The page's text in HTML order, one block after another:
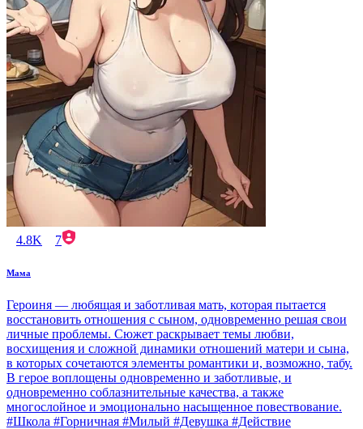
4.8K 7
Мама
Героиня — любящая и заботливая мать, которая пытается
восстановить отношения с сыном, одновременно решая свои
личные проблемы. Сюжет раскрывает темы любви,
восхищения и сложной динамики отношений матери и сына,
в которых сочетаются элементы романтики и, возможно, табу.
В герое воплощены одновременно и заботливые, и
одновременно соблазнительные качества, а также
многослойное и эмоционально насыщенное повествование.
#Школа #Горничная #Милый #Девушка #Действие